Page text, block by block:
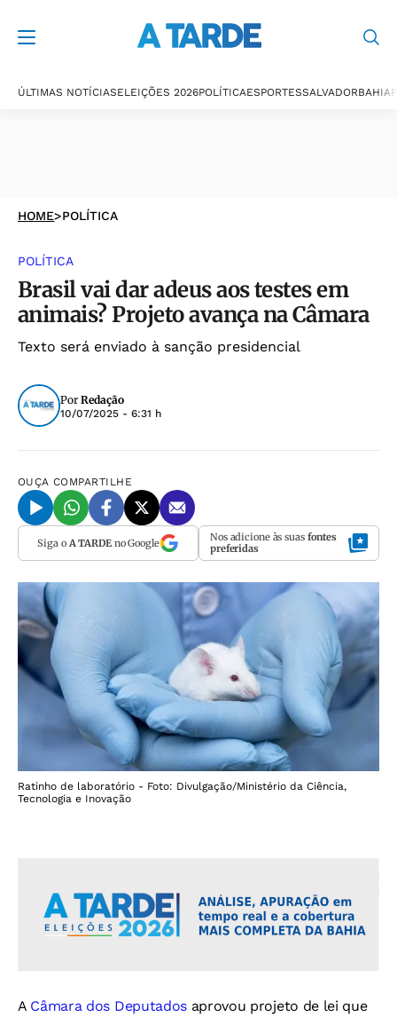
ÚLTIMAS NOTÍCIASELEIÇÕES 2026POLÍTICAESPORTESSALVADORBAHIA
HOME>POLÍTICA
POLÍTICA
Brasil vai dar adeus aos testes em
animais? Projeto avança na Câmara
Texto será enviado à sanção presidencial
Por Redação
10/07/2025 - 6:31 h
OUÇA COMPARTILHE
Siga o A TARDEno Google Nos adicione às suas fontes
preferidas
Ratinho de laboratório - Foto: Divulgação/Ministério da Ciência,
Tecnologia e Inovação
A Câmara dos Deputadosaprovou projeto de lei que